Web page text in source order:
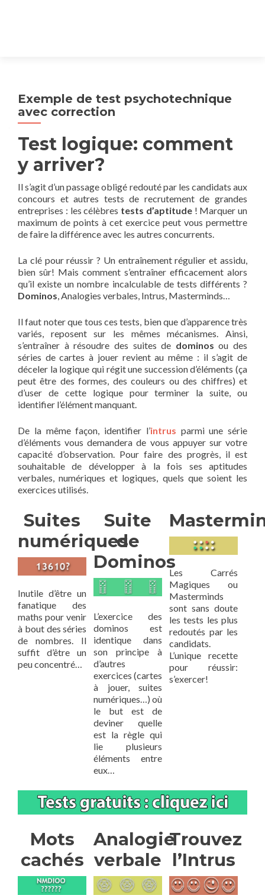
Exemple de test psychotechnique
avec correction
Test logique: comment
y arriver?
Il s’agit d’un passage obligé redouté par les candidats aux
concours et autres tests de recrutement de grandes
entreprises : les célèbres tests d’aptitude! Marquer un
maximum de points à cet exercice peut vous permettre
de faire la différence avec les autres concurrents.
La clé pour réussir ? Un entraînement régulier et assidu,
bien sûr! Mais comment s’entraîner efficacement alors
qu’il existe un nombre incalculable de tests différents ?
Dominos, Analogies verbales, Intrus, Masterminds…
Il faut noter que tous ces tests, bien que d’apparence très
variés, reposent sur les mêmes mécanismes. Ainsi,
s’entraîner à résoudre des suites de dominos ou des
séries de cartes à jouer revient au même : il s’agit de
déceler la logique qui régit une succession d’éléments (ça
peut être des formes, des couleurs ou des chiffres) et
d’user de cette logique pour terminer la suite, ou
identifier l’élément manquant.
De la même façon, identifier l’intrus parmi une série
d’éléments vous demandera de vous appuyer sur votre
capacité d’observation. Pour faire des progrès, il est
souhaitable de développer à la fois ses aptitudes
verbales, numériques et logiques, quels que soient les
exercices utilisés.
Suites
numériques
Inutile d’être un
fanatique des
maths pour venir
à bout des séries
de nombres. Il
suffit d’être un
peu concentré…
Suite
de
Dominos
L’exercice des
dominos est
identique dans
son principe à
d’autres
exercices (cartes
à jouer, suites
numériques…) où
le but est de
deviner quelle
est la règle qui
lie plusieurs
éléments entre
eux…
Les Carrés
Magiques ou
Masterminds
sont sans doute
les tests les plus
redoutés par les
candidats.
L’unique recette
pour réussir:
s’exercer!
Mots
cachés
Analogie
verbale
Trouvez
l’Intrus